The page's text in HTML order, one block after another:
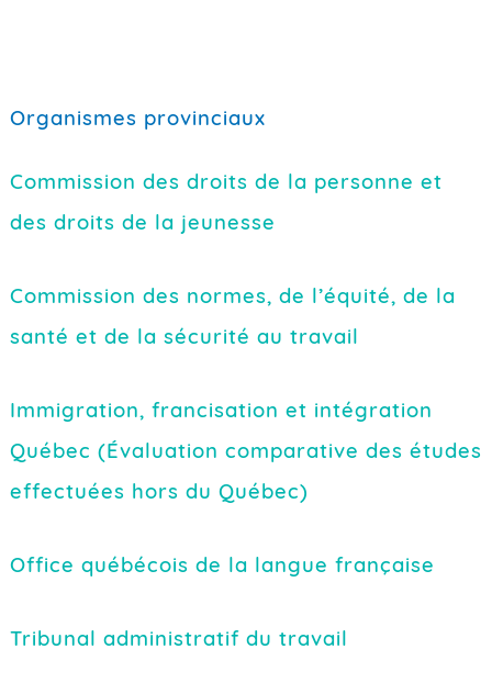
Organismes provinciaux
Commission des droits de la personne et
des droits de la jeunesse
Commission des normes, de l’équité, de la
santé et de la sécurité au travail
Immigration, francisation et intégration
Québec (Évaluation comparative des études
effectuées hors du Québec)
Office québécois de la langue française
Tribunal administratif du travail